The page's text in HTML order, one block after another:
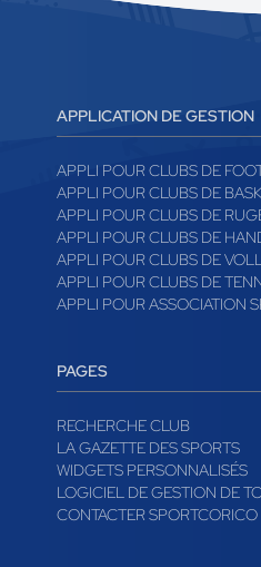
APPLICATION DE GESTION
APPLI POUR CLUBS DE
APPLI POUR CLUBS DE
APPLI POUR CLUBS DE
APPLI POUR CLUBS DE
APPLI POUR CLUBS DE
APPLI POUR CLUBS DE
APPLI POUR ASSOCIATION
PAGES
RECHERCHE CLUB
LA GAZETTE DES SPORTS
WIDGETS PERSONNALISÉS
LOGICIEL DE GESTION DE
CONTACTER SPORTCORICO